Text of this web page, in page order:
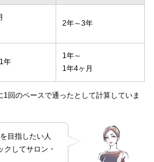
2年～3年
年
1年～
1年4ヶ月
回のペースで通ったとして計算していま
目指したい人
してサロン・